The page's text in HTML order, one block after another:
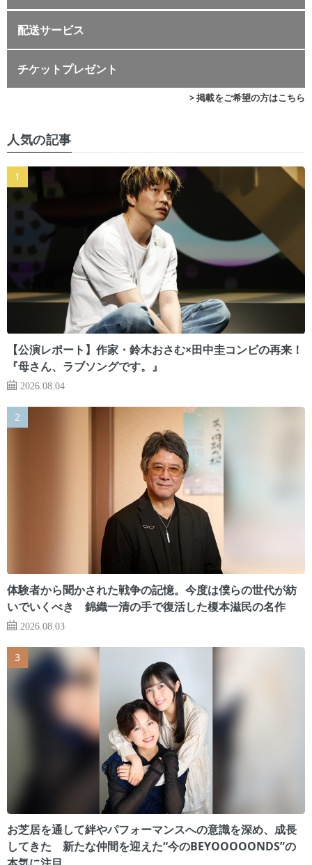
配送サービス
チケットプレゼント
> 掲載をご希望の方はこちら
人気の記事
【公演レポート】作家・鈴木おさむ×田中圭コンビの再来！
『母さん、ラブソングです。』
2026.08.04
体験者から聞かされた戦争の記憶。今度は僕らの世代が紡
いでいくべき 錦織一清の手で復活した榎本滋民の名作
2026.08.03
お芝居を通して絆やパフォーマンスへの意識を深め、成長
してきた 新たな仲間を迎えた“今のBEYOOOOONDS”の